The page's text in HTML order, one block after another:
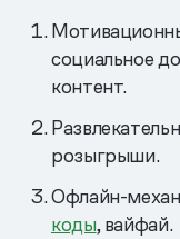
социальное
контент.
розыгрыши.
Офлайн-
коды, вайфай.